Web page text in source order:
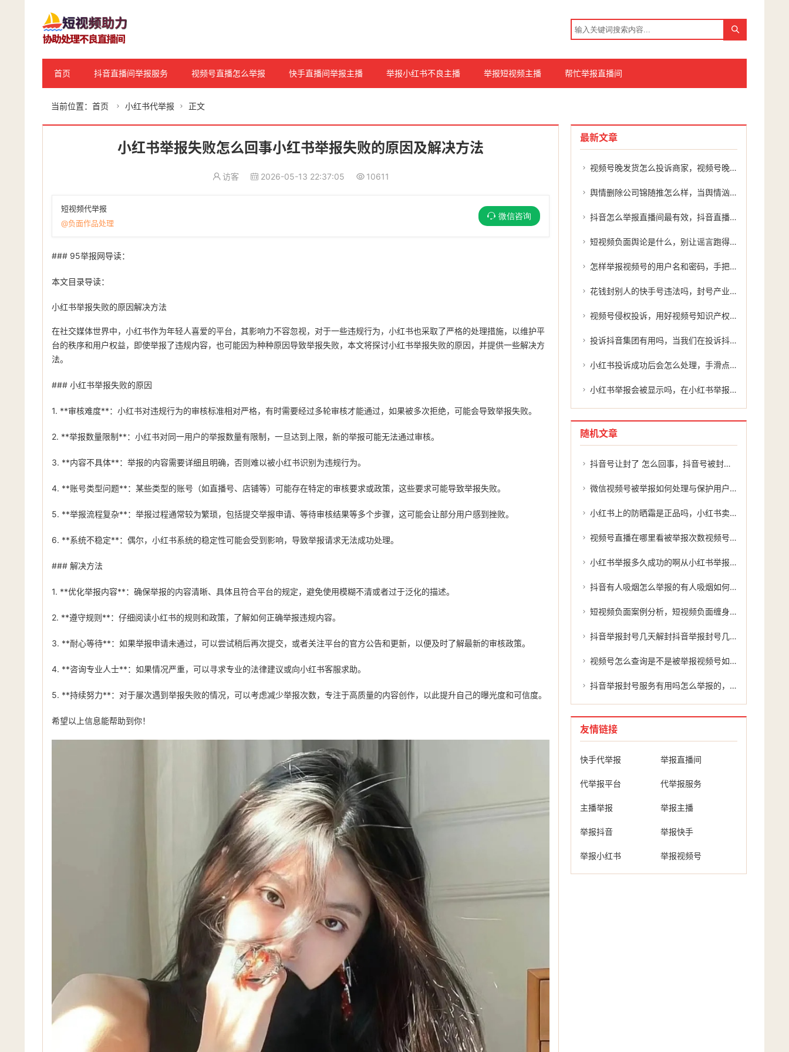
首页 抖音直播间举报服务 视频号直播怎么举报 快手直播间举报主播 举报小红书不良主播 举报短视频主播 帮忙举报直播间
当前位置： 首页  小红书代举报  正文
小红书举报失败怎么回事小红书举报失败的原因及解决方法
访客 2026-05-13 22:37:05 10611
短视频代举报
@负面作品处理
微信咨询
### 95举报网导读：
本文目录导读：
小红书举报失败的原因解决方法
在社交媒体世界中，小红书作为年轻人喜爱的平台，其影响力不容忽视，对于一些违规行为，小红书也采取了严格的处理措施，以维护平
台的秩序和用户权益，即使举报了违规内容，也可能因为种种原因导致举报失败，本文将探讨小红书举报失败的原因，并提供一些解决方
法。
### 小红书举报失败的原因
1. **审核难度**：小红书对违规行为的审核标准相对严格，有时需要经过多轮审核才能通过，如果被多次拒绝，可能会导致举报失败。
2. **举报数量限制**：小红书对同一用户的举报数量有限制，一旦达到上限，新的举报可能无法通过审核。
3. **内容不具体**：举报的内容需要详细且明确，否则难以被小红书识别为违规行为。
4. **账号类型问题**：某些类型的账号（如直播号、店铺等）可能存在特定的审核要求或政策，这些要求可能导致举报失败。
5. **举报流程复杂**：举报过程通常较为繁琐，包括提交举报申请、等待审核结果等多个步骤，这可能会让部分用户感到挫败。
6. **系统不稳定**：偶尔，小红书系统的稳定性可能会受到影响，导致举报请求无法成功处理。
### 解决方法
1. **优化举报内容**：确保举报的内容清晰、具体且符合平台的规定，避免使用模糊不清或者过于泛化的描述。
2. **遵守规则**：仔细阅读小红书的规则和政策，了解如何正确举报违规内容。
3. **耐心等待**：如果举报申请未通过，可以尝试稍后再次提交，或者关注平台的官方公告和更新，以便及时了解最新的审核政策。
4. **咨询专业人士**：如果情况严重，可以寻求专业的法律建议或向小红书客服求助。
5. **持续努力**：对于屡次遇到举报失败的情况，可以考虑减少举报次数，专注于高质量的内容创作，以此提升自己的曝光度和可信度。
希望以上信息能帮助到你！
最新文章
视频号晚发货怎么投诉商家，视频号晚发货怎么办？两步投诉让商家赔了时间又赔钱
舆情删除公司锦随推怎么样，当舆情汹涌时，我们该如何理性面对删除这件事
抖音怎么举报直播间最有效，抖音直播举报全攻略，从自助操作到专业维权
短视频负面舆论是什么，别让谣言跑得比真相快，理性看待短视频时代的信息风暴
怎样举报视频号的用户名和密码，手把手教你如何正确举报视频号违规用户，必要时可寻求专业团队支持
花钱封别人的快手号违法吗，封号产业链暗流，当花钱消灾成为网络复仇工具
视频号侵权投诉，用好视频号知识产权投诉入口，别让自己的品牌沦为流量的嫁衣
投诉抖音集团有用吗，当我们在投诉抖音集团时，究竟是在争取什么？
小红书投诉成功后会怎么处理，手滑点错投诉？别慌，小红书误操作撤回指南请收好
小红书举报会被显示吗，在小红书举报违规信息，远比你想象中有好处
随机文章
抖音号让封了 怎么回事，抖音号被封了怎么办？别慌，这几招或许能帮到你
微信视频号被举报如何处理与保护用户权益？
小红书上的防晒霜是正品吗，小红书卖防晒霜违规吗？如何有效举报？
视频号直播在哪里看被举报次数视频号直播在哪里看？被举报次数的真相
小红书举报多久成功的啊从小红书举报到成功
抖音有人吸烟怎么举报的有人吸烟如何举报？
短视频负面案例分析，短视频负面缠身？别慌，主动处置才是正解
抖音举报封号几天解封抖音举报封号几天解封？揭秘抖音平台的处罚机制及处理过程。
视频号怎么查询是不是被举报视频号如何查询是否被举报
抖音举报封号服务有用吗怎么举报的，抖音举报封号服务有用吗？怎么举报才能有效维权？
友情链接
快手代举报 举报直播间
代举报平台 代举报服务
主播举报 举报主播
举报抖音 举报快手
举报小红书 举报视频号